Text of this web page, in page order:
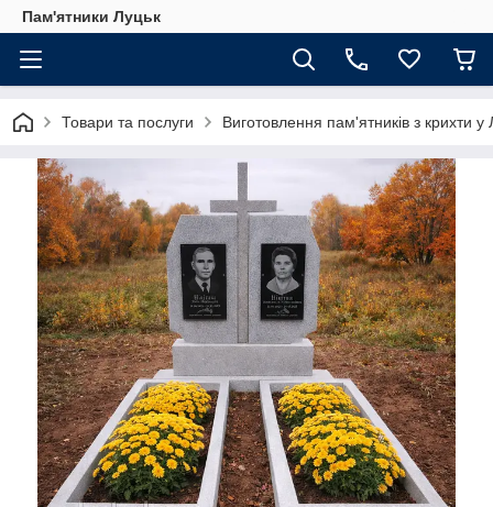
Пам'ятники Луцьк
Товари та послуги Виготовлення пам'ятників з крихти у